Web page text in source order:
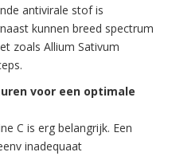
antivirale stof is
kunnen breed spectrum
zoals Allium Sativum
voor een optimale
C is erg belangrijk. Een
inadequaat